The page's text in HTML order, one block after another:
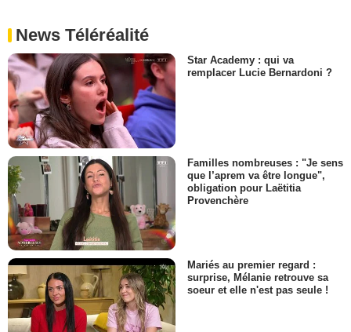
News Téléréalité
Star Academy : qui va
remplacer Lucie Bernardoni ?
Familles nombreuses : "Je sens
que l’aprem va être longue",
obligation pour Laëtitia
Provenchère
Mariés au premier regard :
surprise, Mélanie retrouve sa
soeur et elle n'est pas seule !